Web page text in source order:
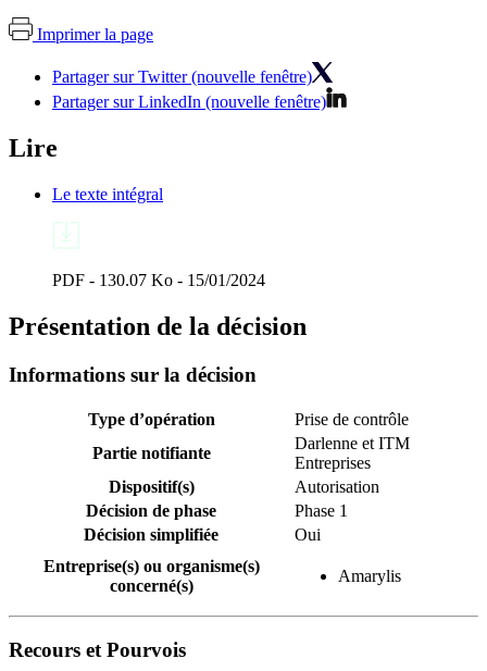
Imprimer la page
Partager sur Twitter (nouvelle fenêtre)
Partager sur LinkedIn (nouvelle fenêtre)
Lire
Le texte intégral
PDF - 130.07 Ko - 15/01/2024
Présentation de la décision
Informations sur la décision
Type d’opération
Prise de contrôle
Partie notifiante
Darlenne et ITM
Entreprises
Dispositif(s)
Autorisation
Décision de phase
Phase 1
Décision simplifiée
Oui
Entreprise(s) ou organisme(s)
concerné(s)
Amarylis
Recours et Pourvois